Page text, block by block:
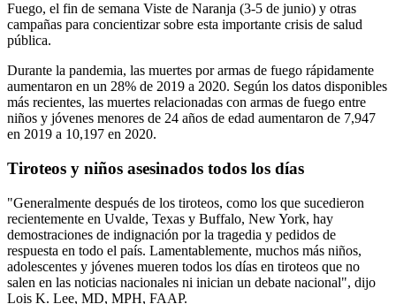
Fuego, el fin de semana Viste de Naranja (3-5 de junio) y otras
campañas para concientizar sobre esta importante crisis de salud
pública.
Durante la pandemia, las muertes por armas de fuego rápidamente
aumentaron en un 28% de 2019 a 2020. Según los datos disponibles
más recientes, las muertes relacionadas con armas de fuego entre
niños y jóvenes menores de 24 años de edad aumentaron de 7,947
en 2019 a 10,197 en 2020.
Tiroteos y niños asesinados todos los días
"Generalmente después de los tiroteos, como los que sucedieron
recientemente en Uvalde, Texas y Buffalo, New York, hay
demostraciones de indignación por la tragedia y pedidos de
respuesta en todo el país. Lamentablemente, muchos más niños,
adolescentes y jóvenes mueren todos los días en tiroteos que no
salen en las noticias nacionales ni inician un debate nacional", dijo
Lois K. Lee, MD, MPH, FAAP.